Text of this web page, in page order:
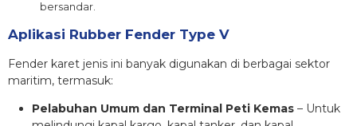
bersandar.
Aplikasi Rubber Fender Type V
Fender karet jenis ini banyak digunakan di berbagai sektor
maritim, termasuk:
Pelabuhan Umum dan Terminal Peti Kemas – Untuk